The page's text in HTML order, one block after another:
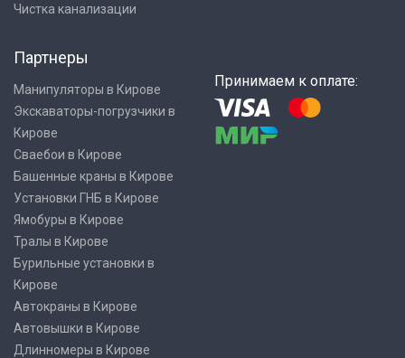
Чистка канализации
Партнеры
Манипуляторы в Кирове
Экскаваторы-погрузчики в
Кирове
Сваебои в Кирове
Башенные краны в Кирове
Установки ГНБ в Кирове
Ямобуры в Кирове
Тралы в Кирове
Бурильные установки в
Кирове
Автокраны в Кирове
Автовышки в Кирове
Длинномеры в Кирове
Принимаем к оплате: